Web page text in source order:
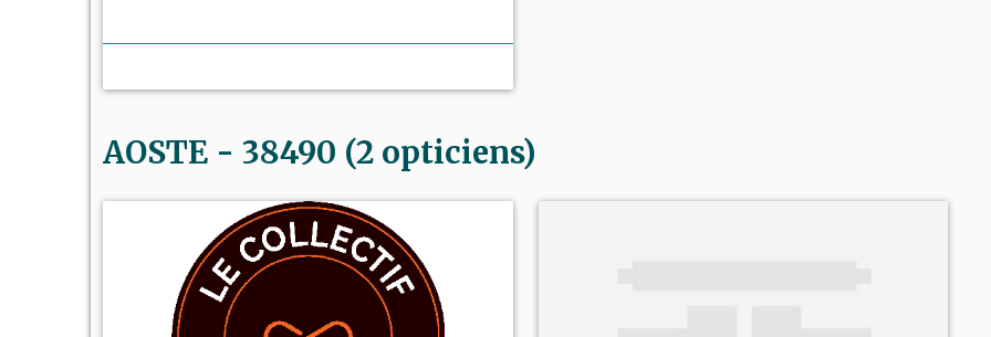
AOSTE - 38490 (2 opticiens)